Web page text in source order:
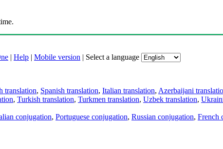
| Help | Mobile version | Select a language
translation, Spanish translation, Italian translation, Azerbaijani
, Turkish translation, Turkmen translation, Uzbek translation,
conjugation, Portuguese conjugation, Russian conjugation, French